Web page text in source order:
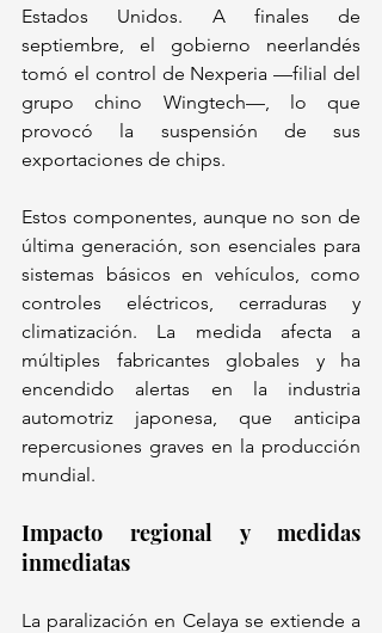
Estados Unidos. A finales de
septiembre, el gobierno neerlandés
tomó el control de Nexperia —filial del
grupo chino Wingtech—, lo que
provocó la suspensión de sus
exportaciones de chips.
Estos componentes, aunque no son de
última generación, son esenciales para
sistemas básicos en vehículos, como
controles eléctricos, cerraduras y
climatización. La medida afecta a
múltiples fabricantes globales y ha
encendido alertas en la industria
automotriz japonesa, que anticipa
repercusiones graves en la producción
mundial.
Impacto regional y medidas
inmediatas
La paralización en Celaya se extiende a